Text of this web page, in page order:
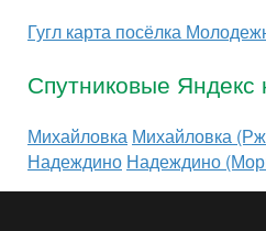
Гугл карта посёлка
Спутниковые Яндекс
Михайловка Михайловка
Надеждино Надеждино